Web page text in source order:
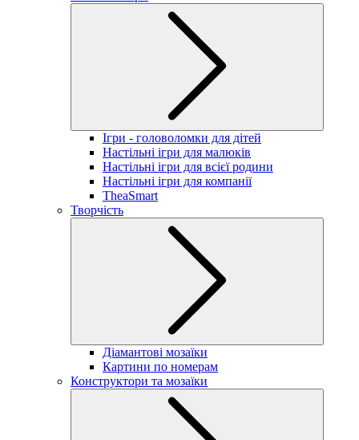
Ігри - головоломки для дітей
Настільні ігри для малюків
Настільні ігри для всієї родини
Настільні ігри для компанії
TheaSmart
Творчість
Діамантові мозаїки
Картини по номерам
Конструктори та мозаїки